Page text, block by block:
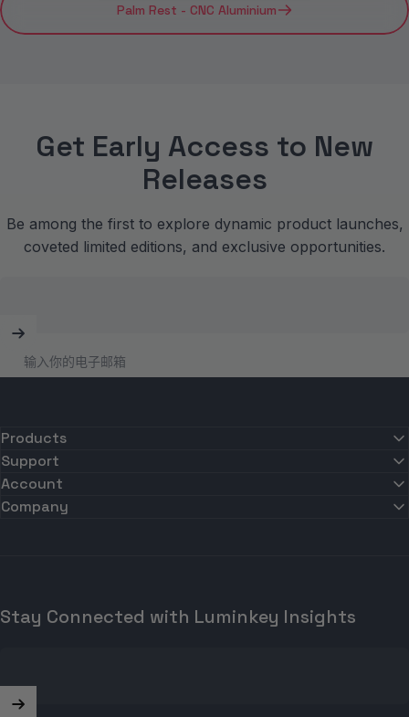
Palm Rest - CNC Aluminium
Get Early Access to New
Releases
Be among the first to explore dynamic product launches,
coveted limited editions, and exclusive opportunities.
输入你的电子邮箱
Products
Support
Account
Company
Stay Connected with Luminkey Insights